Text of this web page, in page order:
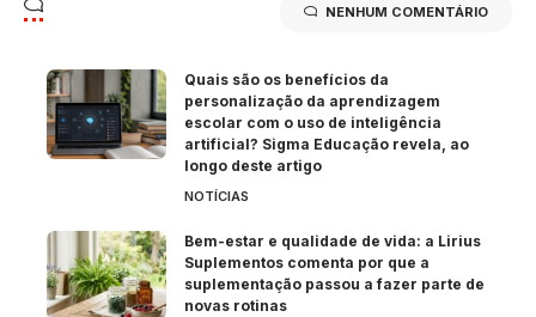
NENHUM COMENTÁRIO
Quais são os benefícios da
personalização da aprendizagem
escolar com o uso de inteligência
artificial? Sigma Educação revela, ao
longo deste artigo
NOTÍCIAS
Bem-estar e qualidade de vida: a Lirius
Suplementos comenta por que a
suplementação passou a fazer parte de
novas rotinas